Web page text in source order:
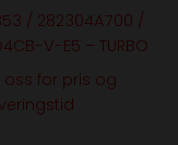
/ 282304A700 /
V-E5 – TURBO
oss for pris og